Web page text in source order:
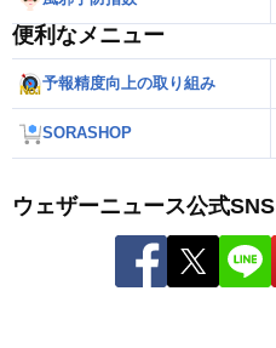
便利なメニュー
予報精度向上の取り組み
SORASHOP
ウェザーニュース公式SNS